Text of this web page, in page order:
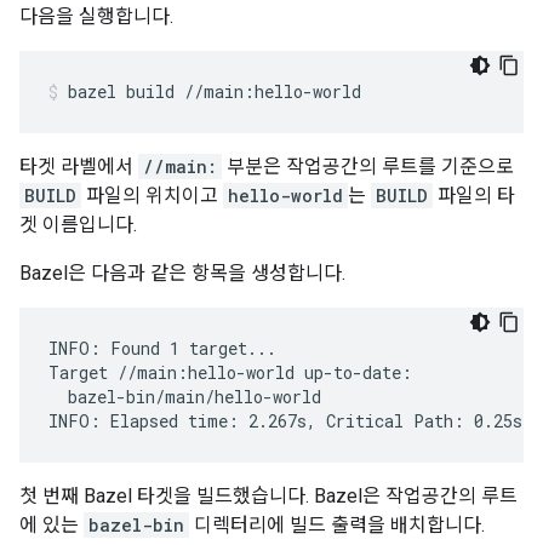
다음을 실행합니다.
bazel build //main:hello-world
타겟 라벨에서 //main:
부분은 작업공간의 루트를 기준으로
BUILD 파일의 위치이고 hello-world 는 BUILD 파일의 타
겟 이름입니다.
Bazel은 다음과 같은 항목을 생성합니다.
INFO: Found 1 target...
Target //main:hello-world up-to-date:
  bazel-bin/main/hello-world
첫 번째 Bazel 타겟을 빌드했습니다. Bazel은 작업공간의 루트
에 있는 bazel-bin 디렉터리에 빌드 출력을 배치합니다.